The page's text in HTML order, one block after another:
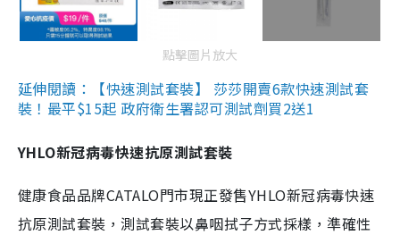
點擊圖片放大
延伸閱讀：【快速測試套裝】 莎莎開賣6款快速測試套
裝！最平$15起 政府衛生署認可測試劑買2送1
YHLO新冠病毒快速抗原測試套裝
健康食品品牌CATALO門市現正發售YHLO新冠病毒快速
抗原測試套裝，測試套裝以鼻咽拭子方式採樣，準確性